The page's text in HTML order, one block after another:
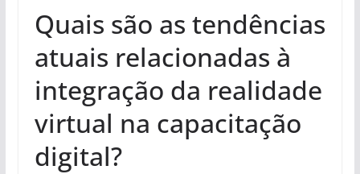
Quais são as tendências
atuais relacionadas à
integração da realidade
virtual na capacitação
digital?